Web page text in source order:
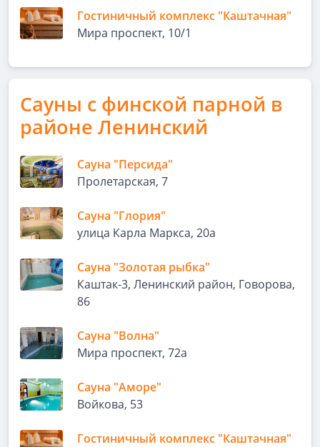
Гостиничный комплекс "Каштачная"
Мира проспект, 10/1
Сауны с финской парной в
районе Ленинский
Сауна "Персида"
Пролетарская, 7
Сауна "Глория"
улица Карла Маркса, 20а
Сауна "Золотая рыбка"
Каштак-3, Ленинский район, Говорова,
86
Сауна "Волна"
Мира проспект, 72а
Сауна "Аморе"
Войкова, 53
Гостиничный комплекс "Каштачная"